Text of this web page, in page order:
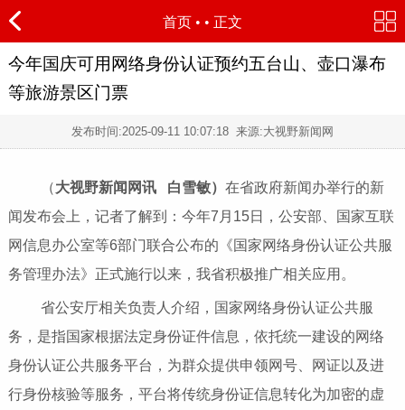
首页 • • 正文
今年国庆可用网络身份认证预约五台山、壶口瀑布
等旅游景区门票
发布时间:2025-09-11 10:07:18 来源:大视野新闻网
（大视野新闻网讯 白雪敏） 在省政府新闻办举行的新
闻发布会上，记者了解到：今年7月15日，公安部、国家互联
网信息办公室等6部门联合公布的《国家网络身份认证公共服
务管理办法》正式施行以来，我省积极推广相关应用。
省公安厅相关负责人介绍，国家网络身份认证公共服
务，是指国家根据法定身份证件信息，依托统一建设的网络
身份认证公共服务平台，为群众提供申领网号、网证以及进
行身份核验等服务，平台将传统身份证信息转化为加密的虚